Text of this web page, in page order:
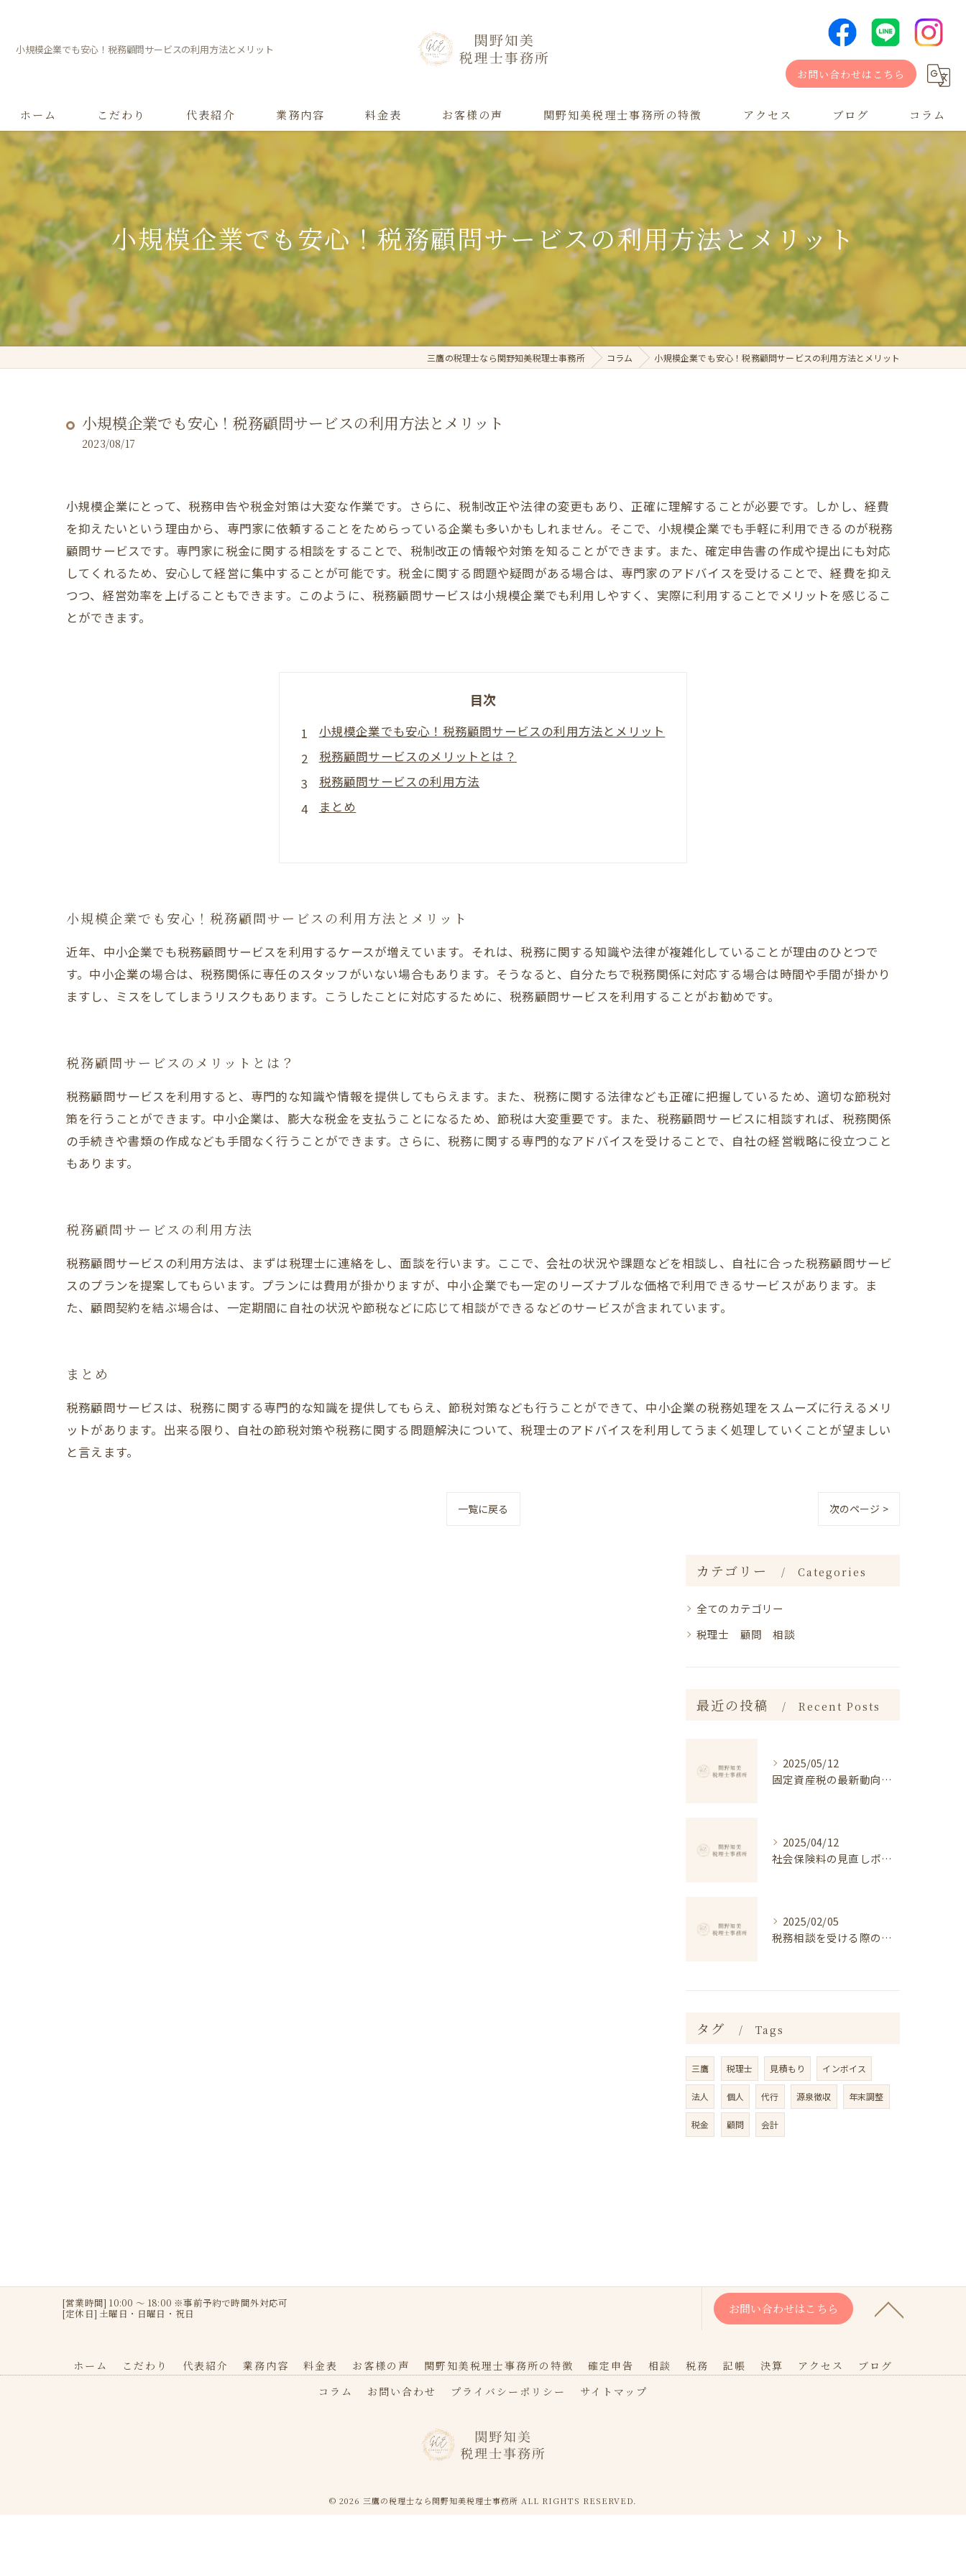
小規模企業でも安心！税務顧問サービスの利用方法とメリット
お問い合わせはこちら
ホーム こだわり 代表紹介 業務内容 料金表 お客様の声 関野知美税理士事務所の特徴
税務
アクセス ブログ コラム
小規模企業でも安心！税務顧問サービスの利用方法とメリット
三鷹の税理士なら関野知美税理士事務所 コラム 小規模企業でも安心！税務顧問サービスの利用方法とメリット
小規模企業でも安心！税務顧問サービスの利用方法とメリット
2023/08/17
小規模企業にとって、税務申告や税金対策は大変な作業です。さらに、税制改正や法律の変更もあり、正確に理解することが必要です。しかし、経費
を抑えたいという理由から、専門家に依頼することをためらっている企業も多いかもしれません。そこで、小規模企業でも手軽に利用できるのが税務
顧問サービスです。専門家に税金に関する相談をすることで、税制改正の情報や対策を知ることができます。また、確定申告書の作成や提出にも対応
してくれるため、安心して経営に集中することが可能です。税金に関する問題や疑問がある場合は、専門家のアドバイスを受けることで、経費を抑え
つつ、経営効率を上げることもできます。このように、税務顧問サービスは小規模企業でも利用しやすく、実際に利用することでメリットを感じるこ
とができます。
目次
小規模企業でも安心！税務顧問サービスの利用方法とメリット
税務顧問サービスのメリットとは？
税務顧問サービスの利用方法
まとめ
小規模企業でも安心！税務顧問サービスの利用方法とメリット
近年、中小企業でも税務顧問サービスを利用するケースが増えています。それは、税務に関する知識や法律が複雑化していることが理由のひとつで
す。中小企業の場合は、税務関係に専任のスタッフがいない場合もあります。そうなると、自分たちで税務関係に対応する場合は時間や手間が掛かり
ますし、ミスをしてしまうリスクもあります。こうしたことに対応するために、税務顧問サービスを利用することがお勧めです。
税務顧問サービスのメリットとは？
税務顧問サービスを利用すると、専門的な知識や情報を提供してもらえます。また、税務に関する法律なども正確に把握しているため、適切な節税対
策を行うことができます。中小企業は、膨大な税金を支払うことになるため、節税は大変重要です。また、税務顧問サービスに相談すれば、税務関係
の手続きや書類の作成なども手間なく行うことができます。さらに、税務に関する専門的なアドバイスを受けることで、自社の経営戦略に役立つこと
もあります。
税務顧問サービスの利用方法
税務顧問サービスの利用方法は、まずは税理士に連絡をし、面談を行います。ここで、会社の状況や課題などを相談し、自社に合った税務顧問サービ
スのプランを提案してもらいます。プランには費用が掛かりますが、中小企業でも一定のリーズナブルな価格で利用できるサービスがあります。ま
た、顧問契約を結ぶ場合は、一定期間に自社の状況や節税などに応じて相談ができるなどのサービスが含まれています。
まとめ
税務顧問サービスは、税務に関する専門的な知識を提供してもらえ、節税対策なども行うことができて、中小企業の税務処理をスムーズに行えるメリ
ットがあります。出来る限り、自社の節税対策や税務に関する問題解決について、税理士のアドバイスを利用してうまく処理していくことが望ましい
と言えます。
一覧に戻る 次のページ >
カテゴリー Categories
全てのカテゴリー
税理士 顧問 相談
最近の投稿 Recent Posts
2025/05/12
固定資産税の最新動向と対策
2025/04/12
社会保険料の見直しポイント
2025/02/05
税務相談を受ける際のポイント
タグ Tags
三鷹 税理士 見積もり インボイス
法人 個人 代行 源泉徴収 年末調整
税金 顧問 会計
[営業時間] 10:00 〜 18:00 ※事前予約で時間外対応可
[定休日] 土曜日・日曜日・祝日
お問い合わせはこちら
ホーム こだわり 代表紹介 業務内容 料金表 お客様の声 関野知美税理士事務所の特徴 確定申告 相談 税務 記帳 決算 アクセス
ブログ
コラム
お問い合わせ プライバシーポリシー サイトマップ
© 2026 三鷹の税理士なら関野知美税理士事務所 ALL RIGHTS RESERVED.